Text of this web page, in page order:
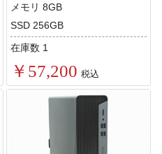
メモリ 8GB
SSD 256GB
在庫数 1
￥57,200 税込